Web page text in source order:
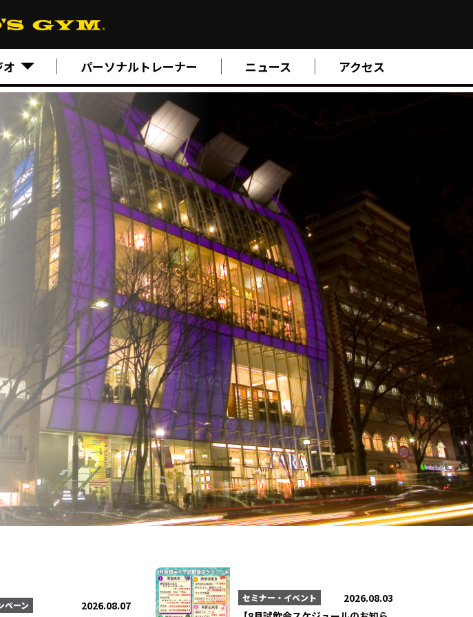
オ パーソナルトレーナー ニュース アクセス
会員
会則
情報
ペーン
2026.08.07
セミナー・イベント
2026.08.03